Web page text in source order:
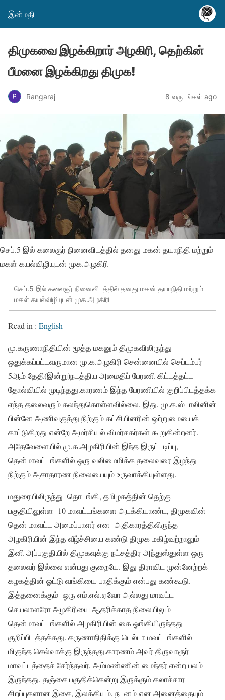
இன்மதி
திமுகவை இழக்கிறார் அழகிரி, தெற்கின்
பீமனை இழக்கிறது திமுக!
Rangaraj 8 வருடங்கள் ago
செப்.5 இல் கலைஞர் நினைவிடத்தில் தனது மகன் தயாநிதி மற்றும்
மகள் கயல்விழியுடன் முக.அழகிரி
செப்.5 இல் கலைஞர் நினைவிடத்தில் தனது மகன் தயாநிதி மற்றும்
மகள் கயல்விழியுடன் முக.அழகிரி
Read in : English
மு.கருணாநிதியின் மூத்த மகனும் திமுகவிலிருந்து
ஒதுக்கப்பட்டவருமான மு.க.அழகிரி சென்னையில் செப்டம்பர்
5ஆம் தேதி(இன்று)நடத்திய அமைதிப் பேரணி கிட்டத்தட்ட
தோல்வியில் முடிந்தது.காரணம் இந்த பேரணியில் குறிப்பிடத்தக்க
எந்த தலைவரும் கலந்துகொள்ளவில்லை. இது, மு.க.ஸ்டாலினின்
பின்னே அணிவகுத்து நிற்கும் கட்சியினரின் ஒற்றுமையைக்
காட்டுகிறது என்றே அமர்சியல் விமர்சகர்கள் கூறுகின்றனர்.
அதேவேளையில் மு.க.அழகிரியின் இந்த இருட்டடிப்பு,
தென்மாவட்டங்களில் ஒரு வலிமைமிக்க தலைவரை இழந்து
நிற்கும் அசாதாரண நிலையையும் உருவாக்கியுள்ளது.
மதுரையிலிருந்து தொடங்கி, தமிழகத்தின் தெற்கு
பகுதியிலுள்ள 10 மாவட்டங்களை அடக்கியாண்ட, திமுகவின்
தென் மாவட்ட அமைப்பாளர் என அதிகாரத்திலிருந்த
அழகிரியின் இந்த வீழ்ச்சியை கண்டு திமுக மகிழ்வுற்றாலும்
இனி அப்பகுதியில் திமுகவுக்கு நட்சத்திர அந்துஸ்துள்ள ஒரு
தலைவர் இல்லை என்பது குறையே. இது திராவிட முன்னேற்றக்
கழகத்தின் ஓட்டு வங்கியை பாதிக்கும் என்பது கண்கூடு.
இத்தனைக்கும் ஒரு எம்.எல்.ஏவோ அல்லது மாவட்ட
செயலாளரோ அழகிரியை ஆதரிக்காத நிலையிலும்
தென்மாவட்டங்களில் அழகிரியின் கை ஓங்கியிருந்தது
குறிப்பிடத்தக்கது. கருணாநிதிக்கு டெல்டா மவட்டங்களில்
மிகுந்த செல்வாக்கு இருந்தது.காரணம் அவர் திருவாரூர்
மாவட்டத்தைச் சேர்ந்தவர், அம்மண்ணின் மைந்தர் என்ற பலம்
இருந்தது. தஞ்சை பகுதிக்கென்று இருக்கும் கலாச்சார
சிறப்புகளான இசை, இலக்கியம், நடனம் என அனைத்தையும்